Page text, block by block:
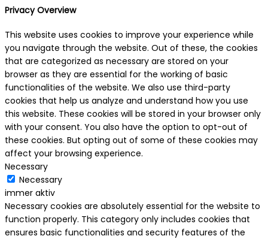
Privacy Overview
This website uses cookies to improve your experience while
you navigate through the website. Out of these, the cookies
that are categorized as necessary are stored on your
browser as they are essential for the working of basic
functionalities of the website. We also use third-party
cookies that help us analyze and understand how you use
this website. These cookies will be stored in your browser only
with your consent. You also have the option to opt-out of
these cookies. But opting out of some of these cookies may
affect your browsing experience.
Necessary
Necessary
immer aktiv
Necessary cookies are absolutely essential for the website to
function properly. This category only includes cookies that
ensures basic functionalities and security features of the